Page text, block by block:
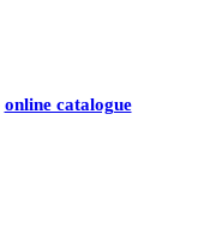
online catalogue